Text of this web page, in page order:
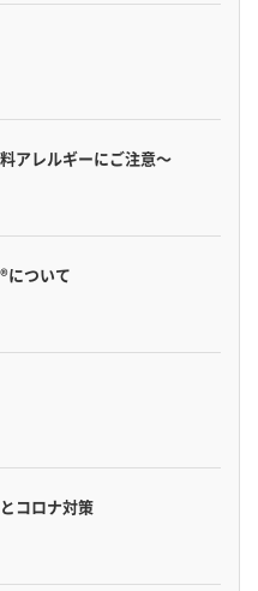
アレルギーにご注意〜
について
コロナ対策